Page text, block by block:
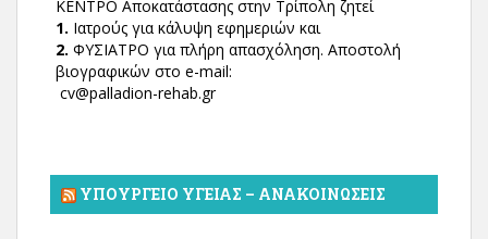
ΚΕΝΤΡΟ Αποκατάστασης στην Τρίπολη ζητεί
1. Ιατρούς για κάλυψη εφημεριών και
2. ΦΥΣΙΑΤΡΟ για πλήρη απασχόληση. Αποστολή
βιογραφικών στο e-mail:
cv@palladion-rehab.gr
ΥΠΟΥΡΓΕΊΟ ΥΓΕΊΑΣ – ΑΝΑΚΟΙΝΏΣΕΙΣ